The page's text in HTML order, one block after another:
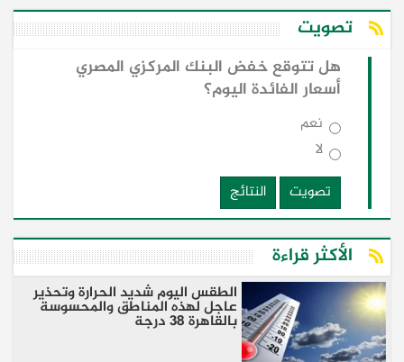
تصويت
هل تتوقع خفض البنك المركزي المصري
أسعار الفائدة اليوم؟
نعم
لا
تصويت
النتائج
الأكثر قراءة
الطقس اليوم شديد الحرارة وتحذير
عاجل لهذه المناطق والمحسوسة
بالقاهرة 38 درجة